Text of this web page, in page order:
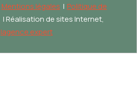
Mentions légales | Politique de
| Réalisation de sites Internet,
lagence.expert